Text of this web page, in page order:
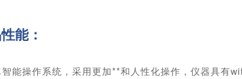
能：
能操作系统，采用更加**和人性化操作，仪器具有